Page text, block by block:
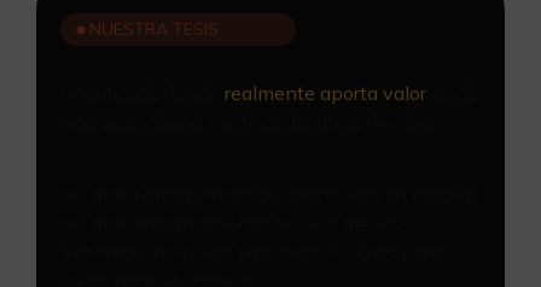
NUESTRA TESIS
realmente aporta valor